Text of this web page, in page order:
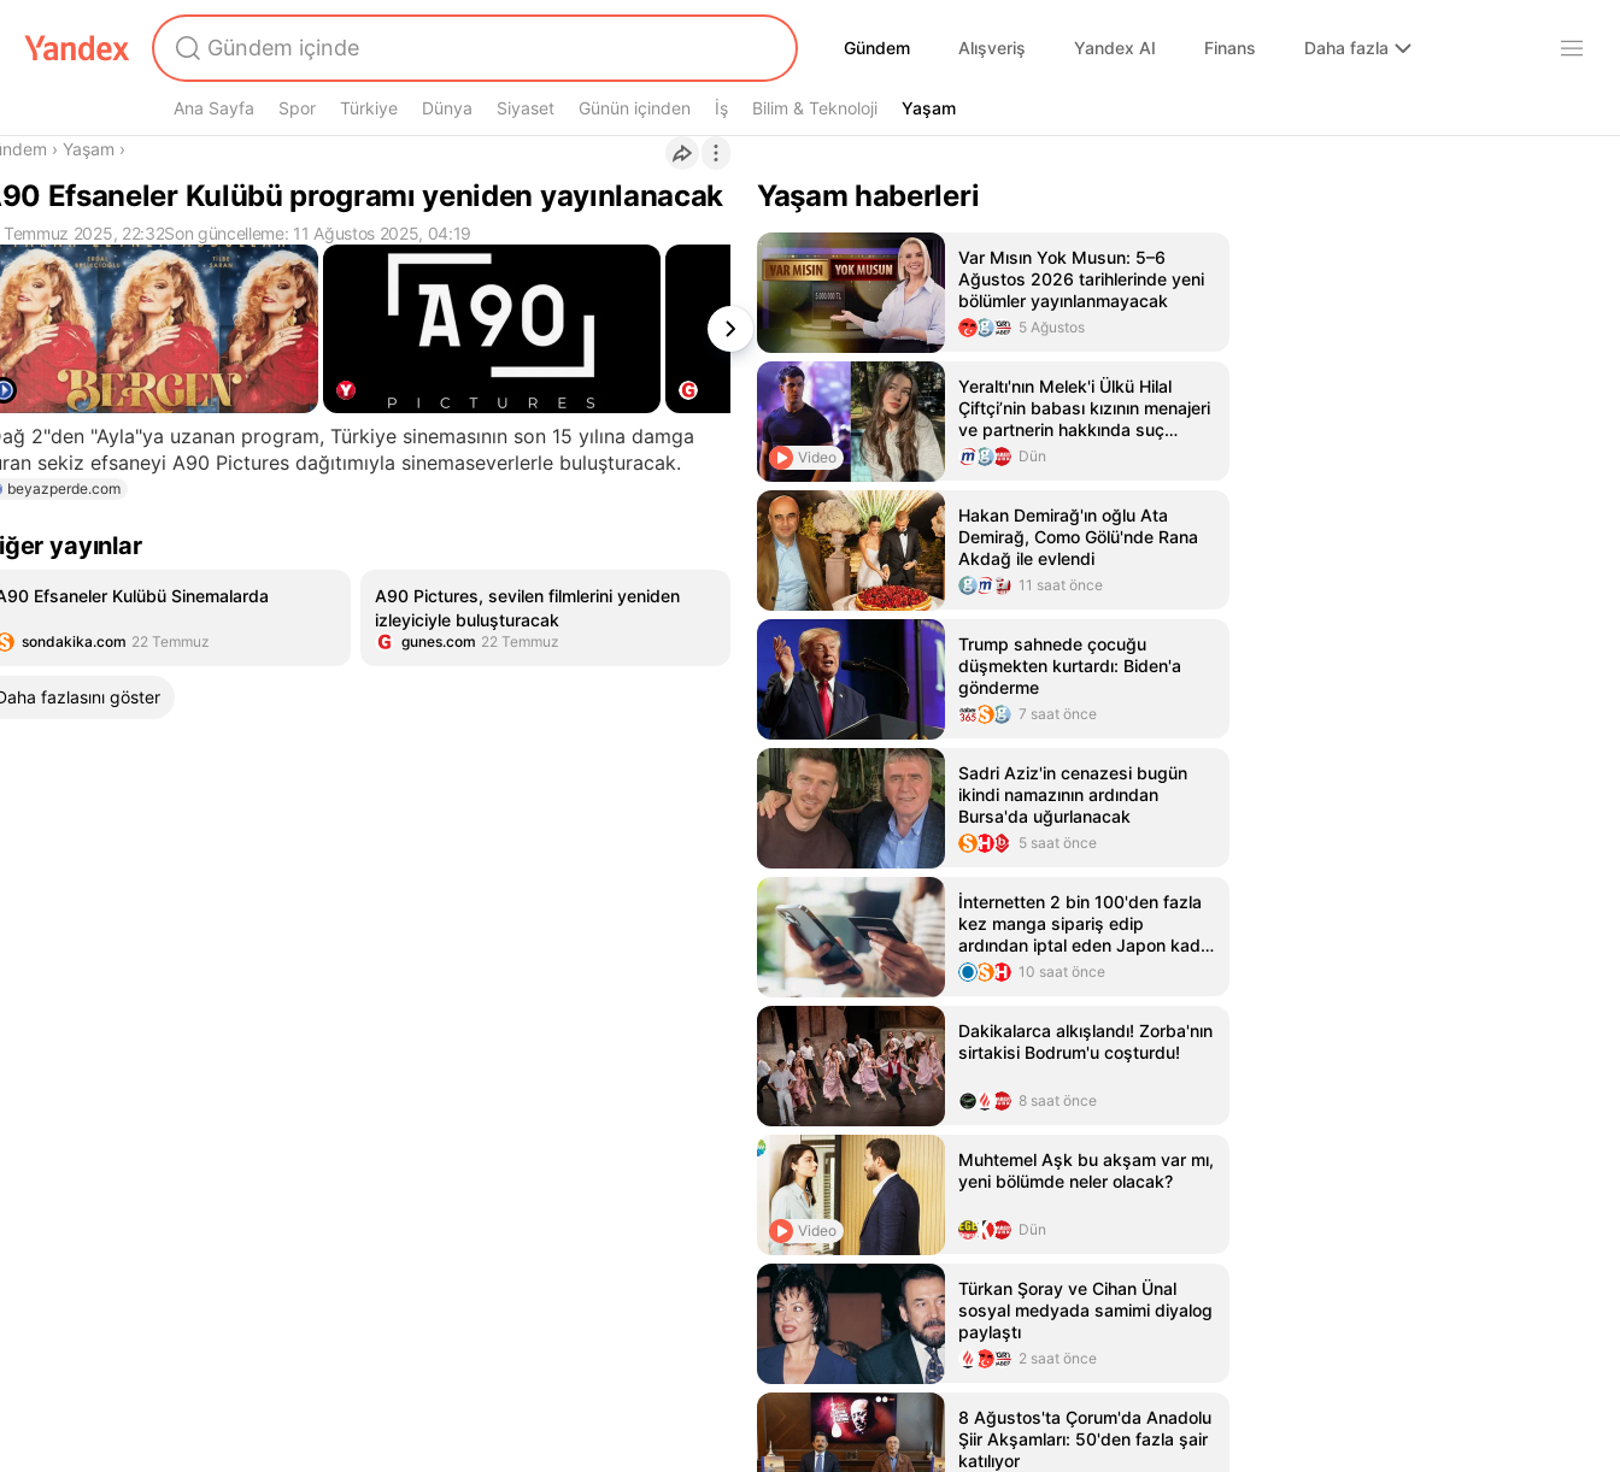
Gündem
Gündem Alışveriş Yandex AI Finans Daha fazla
Ana Sayfa Spor Türkiye Dünya Siyaset Günün içinden İş Bilim & Teknoloji Yaşam
Yaşam
› Yaşam ›
Efsaneler Kulübü programı yeniden yayınlanacak
Temmuz 2025, 22:32Son güncelleme: 11 Ağustos 2025, 04:19
2"den "Ayla"ya uzanan program, Türkiye sinemasının son 15 yılına damga
sekiz efsaneyi A90 Pictures dağıtımıyla sinemaseverlerle buluşturacak.
beyazperde.com
yayınlar
Efsaneler Kulübü Sinemalarda
sondakika.com 22 Temmuz
A90 Pictures, sevilen filmlerini yeniden
izleyiciyle buluşturacak
gunes.com 22 Temmuz
fazlasını göster
Yaşam haberleri
Var Mısın Yok Musun: 5–6
Ağustos 2026 tarihlerinde yeni
bölümler yayınlanmayacak
5 Ağustos
Video
Yeraltı'nın Melek'i Ülkü Hilal
Çiftçi’nin babası kızının menajeri
ve partnerin hakkında suç
duyurusunda bulundu! 10 yaş
büyük isimle aşk yaşıyor -
Dün
Hakan Demirağ'ın oğlu Ata
Demirağ, Como Gölü'nde Rana
Akdağ ile evlendi
11 saat önce
Trump sahnede çocuğu
düşmekten kurtardı: Biden'a
gönderme
7 saat önce
Sadri Aziz'in cenazesi bugün
ikindi namazının ardından
Bursa'da uğurlanacak
5 saat önce
İnternetten 2 bin 100'den fazla
kez manga sipariş edip
ardından iptal eden Japon kadın
tutuklandı10 saat önce
Dakikalarca alkışlandı! Zorba'nın
sirtakisi Bodrum'u coşturdu!
8 saat önce
Video
Muhtemel Aşk bu akşam var mı,
yeni bölümde neler olacak?
Dün
Türkan Şoray ve Cihan Ünal
sosyal medyada samimi diyalog
paylaştı
2 saat önce
8 Ağustos'ta Çorum'da Anadolu
Şiir Akşamları: 50'den fazla şair
katılıyor